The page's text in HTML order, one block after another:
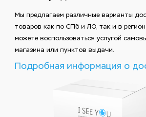
Мы предлагаем различные варианты
товаров как по СПб и ЛО, так и в
можете воспользоваться услугой
магазина или пунктов выдачи.
Подробная информация о